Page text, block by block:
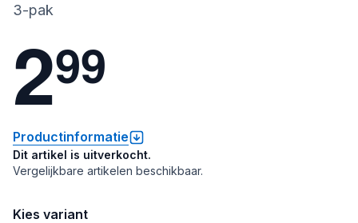
3-pak
299
Productinformatie
Dit artikel is uitverkocht.
Vergelijkbare artikelen beschikbaar.
Kies variant